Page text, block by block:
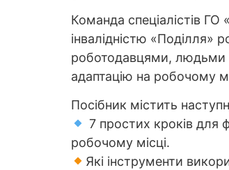
Команда спеціалістів
інвалідністю «Поділля»
роботодавцями, людьми
адаптацію на робочому
Посібник містить
7 простих кроків для
робочому місці.
Які інструменти